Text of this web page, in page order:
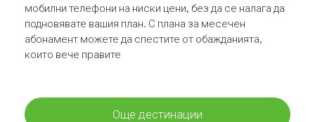
мобилни телефони на ниски цени, без да се налага да
подновявате вашия план. С плана за месечен
абонамент можете да спестите от обажданията,
които вече правите
Още дестинации